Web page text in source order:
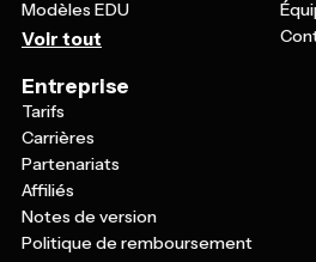
Voir tout
Tarifs
Carrières
Partenariats
Affiliés
Notes de version
Politique de remboursement
Politique de confidentialité